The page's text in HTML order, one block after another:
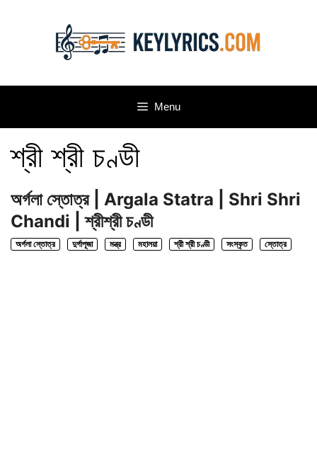
Menu
শ্রী শ্রী চণ্ডী
অর্গলা স্তোত্র | Argala Statra | Shri Shri
Chandi | শ্রীশ্রী চণ্ডী
অর্গলা স্তোত্র দুর্গাপূজা মন্ত্র মহালয়া শ্রী শ্রী চণ্ডী সংস্কৃত স্তোত্র